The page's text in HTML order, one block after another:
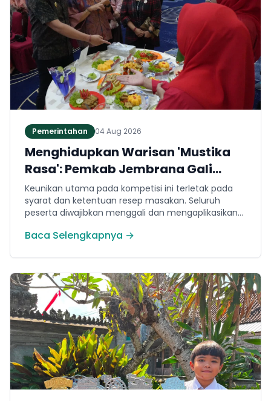
Pemerintahan 04 Aug 2026
Menghidupkan Warisan 'Mustika
Rasa': Pemkab Jembrana Gali
Keteladanan Bung Karno Lewat
Lomba Cipta Menu Kuliner
Keunikan utama pada kompetisi ini terletak pada
syarat dan ketentuan resep masakan. Seluruh
peserta diwajibkan menggali dan mengaplikasikan
Mustika Rasa—buku kumpulan resep Nusantara
Indonesia, Ir. Soekarno. Melalui panduan resep
historis tersebut, para peserta berhasil
menghidangkan berbagai kreasi olahan pangan
lokal yang tidak hanya lezat tetapi juga bergizi,
beragam, aman dan seimbang.
Baca Selengkapnya →